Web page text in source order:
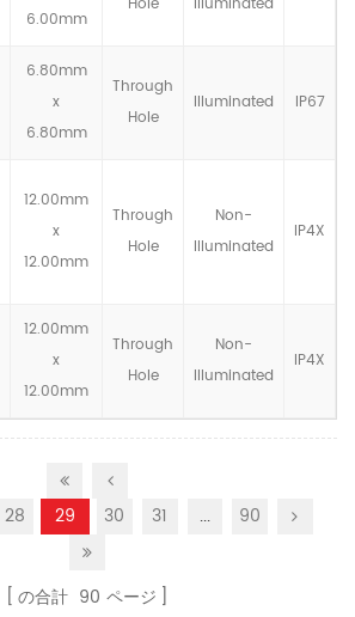
6.00mm
Hole
llluminated
6.80mm
x
6.80mm
Through
Hole
llluminated IP67
12.00mm
x
12.00mm
Through
Hole
Non-
llluminated
IP4X
12.00mm
x
12.00mm
Through
Hole
Non-
llluminated
IP4X
28 29 30 31 ... 90
の合計 90 ページ